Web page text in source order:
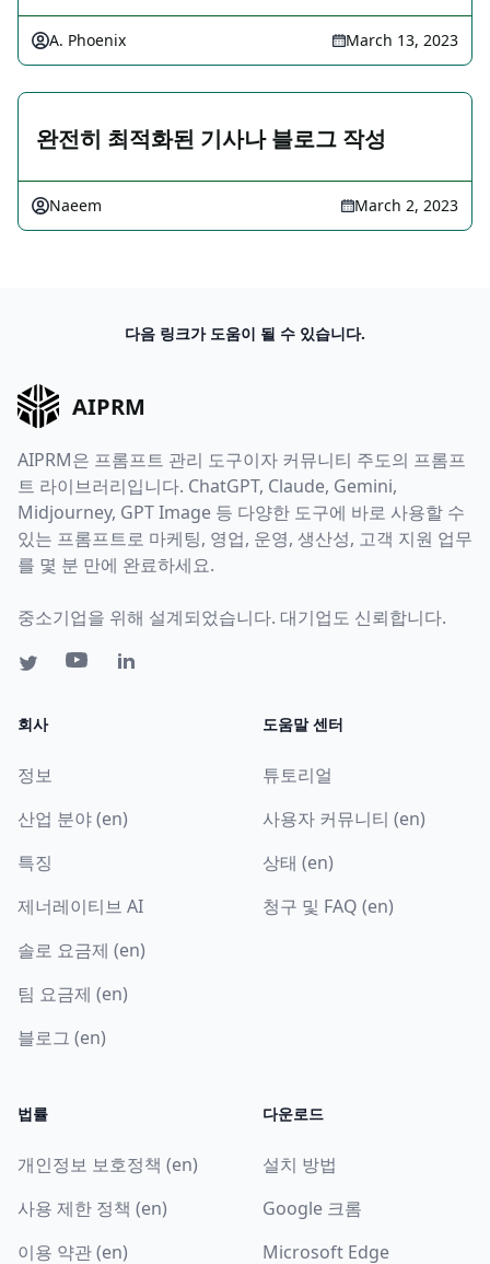
A. Phoenix March 13, 2023
완전히 최적화된 기사나 블로그 작성
Naeem March 2, 2023
다음 링크가 도움이 될 수 있습니다.
AIPRM
AIPRM은 프롬프트 관리 도구이자 커뮤니티 주도의 프롬프
트 라이브러리입니다. ChatGPT, Claude, Gemini,
Midjourney, GPT Image 등 다양한 도구에 바로 사용할 수
있는 프롬프트로 마케팅, 영업, 운영, 생산성, 고객 지원 업무
를 몇 분 만에 완료하세요.
중소기업을 위해 설계되었습니다. 대기업도 신뢰합니다.
회사
정보
산업 분야 (en)
특징
제너레이티브 AI
솔로 요금제 (en)
팀 요금제 (en)
블로그 (en)
도움말 센터
튜토리얼
사용자 커뮤니티 (en)
상태 (en)
청구 및 FAQ (en)
법률
개인정보 보호정책 (en)
사용 제한 정책 (en)
이용 약관 (en)
다운로드
설치 방법
Google 크롬
Microsoft Edge